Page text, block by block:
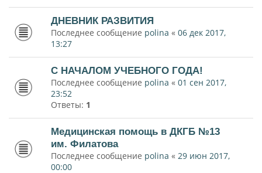
ДНЕВНИК РАЗВИТИЯ
Последнее сообщение polina « 06 дек 2017,
13:27
С НАЧАЛОМ УЧЕБНОГО ГОДА!
Последнее сообщение polina « 01 сен 2017,
23:52
Ответы: 1
Медицинская помощь в ДКГБ №13
им. Филатова
Последнее сообщение polina « 29 июн 2017,
00:00